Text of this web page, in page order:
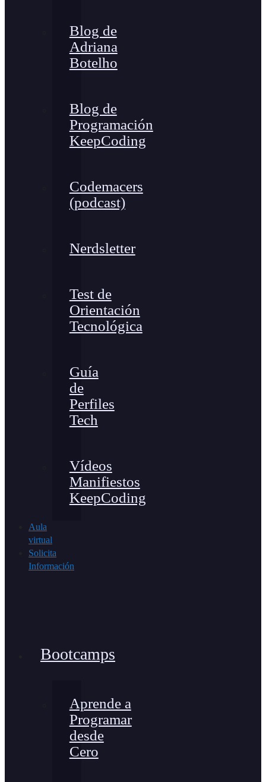
Blog de
Adriana
Botelho
Blog de
Programación
KeepCoding
Codemacers
(podcast)
Nerdsletter
Test de
Orientación
Tecnológica
Guía
de
Perfiles
Tech
Vídeos
Manifiestos
KeepCoding
Aula
virtual
Solicita
Información
Bootcamps
Aprende a
Programar
desde
Cero